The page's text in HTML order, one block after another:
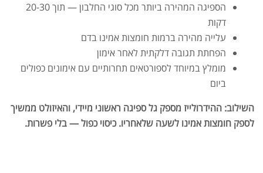
הספיגה המהירה ביותר מכל סוגי החלבון — תוך 20-30
דקות
עלייה מהירה ברמות חומצות אמינו בדם
הפחתת תגובה דלקתית לאחר אימון
מומלץ במיוחד לספורטאים תחרותיים עם אימונים כפולים
ביום
השילוב: ההידרולייז מספק גל ספיגה ראשוני מיידי, והאיזולט ממשיך
לספק חומצות אמינו לשעה שלאחריו. כיסוי כפול — בלי פשרות.